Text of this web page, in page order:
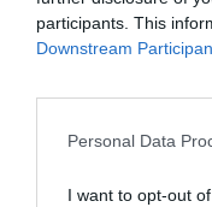
participants. This
Downstream
Personal Data
I want to opt-out